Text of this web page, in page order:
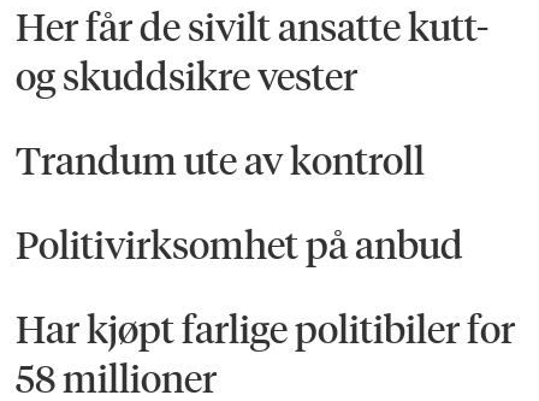
Her får de sivilt ansatte kutt-
og skuddsikre vester
Trandum ute av kontroll
Politivirksomhet på anbud
Har kjøpt farlige politibiler for
58 millioner